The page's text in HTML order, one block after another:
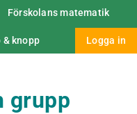
Förskolans matematik
& knopp Logga in
grupp